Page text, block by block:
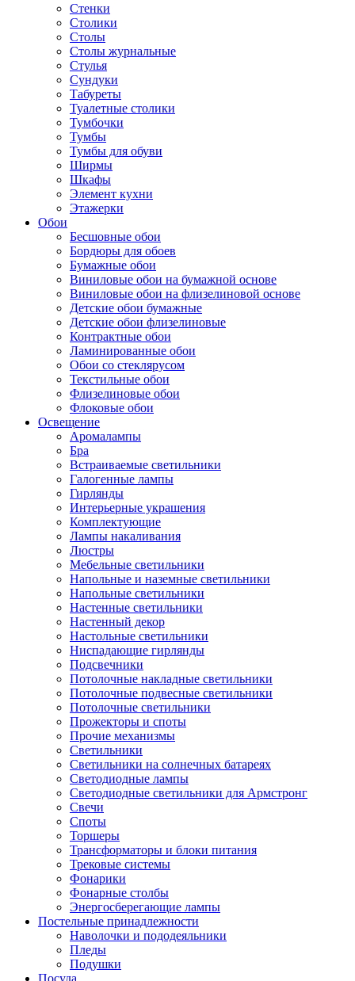
Стенки
Столики
Столы
Столы журнальные
Стулья
Сундуки
Табуреты
Туалетные столики
Тумбочки
Тумбы
Тумбы для обуви
Ширмы
Шкафы
Элемент кухни
Этажерки
Обои
Бесшовные обои
Бордюры для обоев
Бумажные обои
Виниловые обои на бумажной основе
Виниловые обои на флизелиновой основе
Детские обои бумажные
Детские обои флизелиновые
Контрактные обои
Ламинированные обои
Обои со стеклярусом
Текстильные обои
Флизелиновые обои
Флоковые обои
Освещение
Аромалампы
Бра
Встраиваемые светильники
Галогенные лампы
Гирлянды
Интерьерные украшения
Комплектующие
Лампы накаливания
Люстры
Мебельные светильники
Напольные и наземные светильники
Напольные светильники
Настенные светильники
Настенный декор
Настольные светильники
Ниспадающие гирлянды
Подсвечники
Потолочные накладные светильники
Потолочные подвесные светильники
Потолочные светильники
Прожекторы и споты
Прочие механизмы
Светильники
Светильники на солнечных батареях
Светодиодные лампы
Светодиодные светильники для Армстронг
Свечи
Споты
Торшеры
Трансформаторы и блоки питания
Трековые системы
Фонарики
Фонарные столбы
Энергосберегающие лампы
Постельные принадлежности
Наволочки и пододеяльники
Пледы
Подушки
Посуда